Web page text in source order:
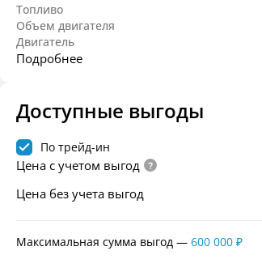
Топливо
Объем двигателя
Двигатель
Подробнее
Доступные выгоды
По трейд-ин
Цена с учетом выгод
Цена без учета выгод
Максимальная сумма выгод — 600 000 ₽